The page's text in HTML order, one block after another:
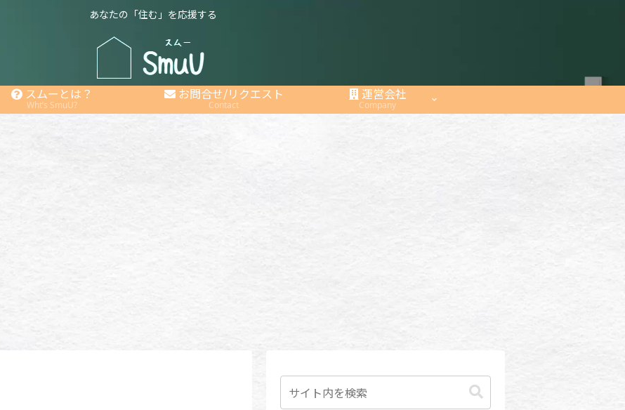
あなたの「住む」を応援する
スムーとは？
Wht’s SmuU?
お問合せ/リクエスト
Contact
運営会社
Company